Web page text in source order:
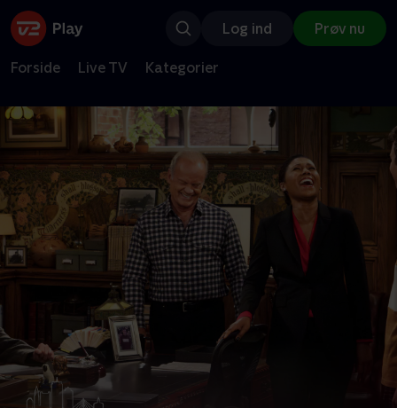
Log ind Prøv nu
Forside Live TV Kategorier